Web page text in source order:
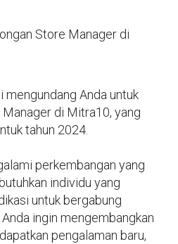
Store Manager di
mengundang Anda untuk
di Mitra10, yang
tahun 2024.
perkembangan yang
individu yang
untuk bergabung
ingin mengembangkan
pengalaman baru,